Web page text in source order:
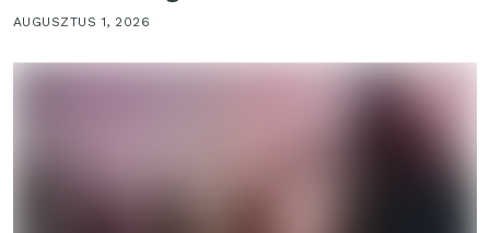
AUGUSZTUS 1, 2026